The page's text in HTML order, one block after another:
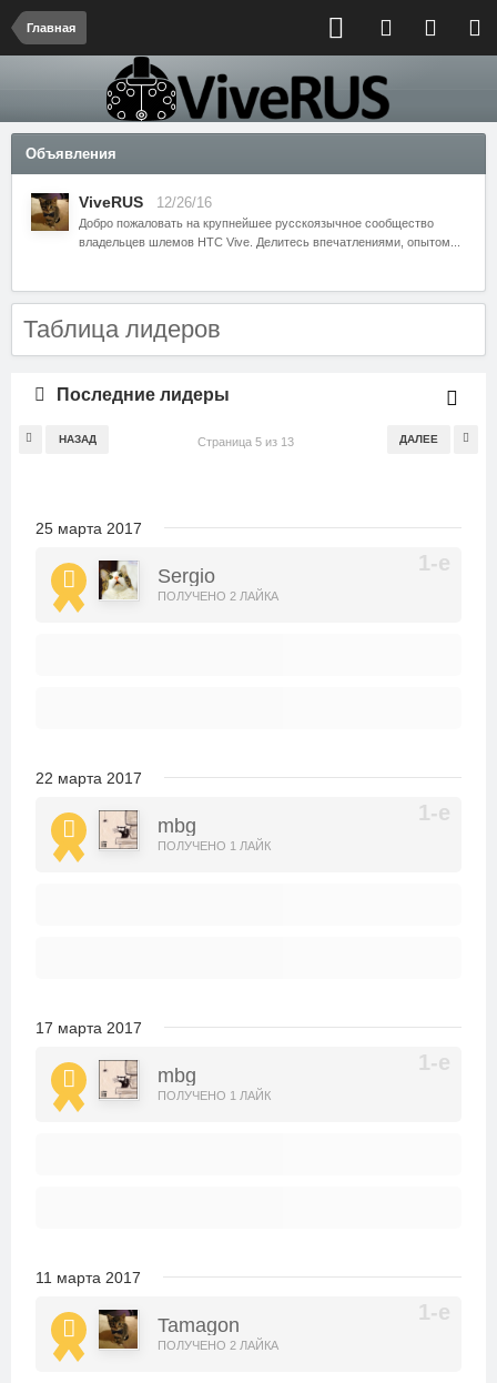
Главная
Объявления
ViveRUS 12/26/16
Добро пожаловать на крупнейшее русскоязычное сообщество
владельцев шлемов HTC Vive. Делитесь впечатлениями, опытом...
Таблица лидеров
Последние лидеры
НАЗАД ДАЛЕЕ
Страница 5 из 13
25 марта 2017
Sergio
ПОЛУЧЕНО 2 ЛАЙКА
22 марта 2017
mbg
ПОЛУЧЕНО 1 ЛАЙК
17 марта 2017
mbg
ПОЛУЧЕНО 1 ЛАЙК
11 марта 2017
Tamagon
ПОЛУЧЕНО 2 ЛАЙКА